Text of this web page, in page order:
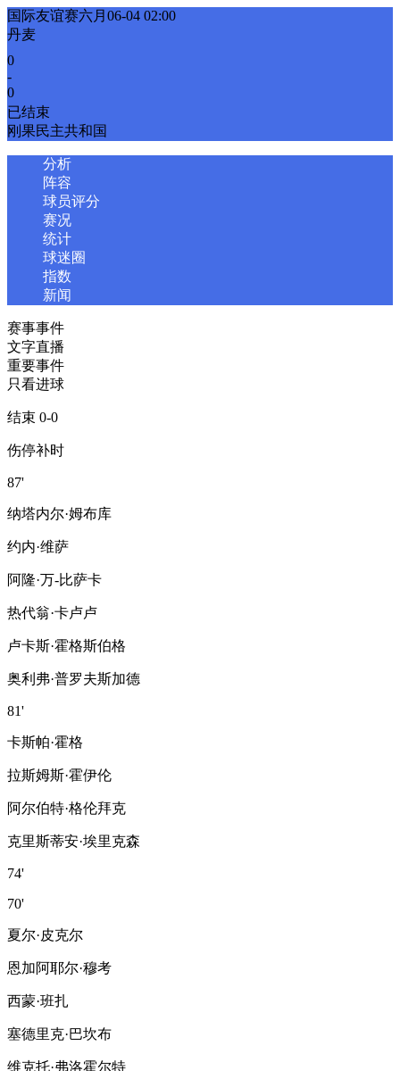
国际友谊赛六月 06-04 02:00
丹麦
0
-
0
已结束
刚果民主共和国
分析
阵容
球员评分
赛况
统计
球迷圈
指数
新闻
赛事事件
文字直播
重要事件
只看进球
结束 0-0
伤停补时
87'
纳塔内尔·姆布库
约内·维萨
阿隆·万-比萨卡
热代翁·卡卢卢
卢卡斯·霍格斯伯格
奥利弗·普罗夫斯加德
81'
卡斯帕·霍格
拉斯姆斯·霍伊伦
阿尔伯特·格伦拜克
克里斯蒂安·埃里克森
74'
70'
夏尔·皮克尔
恩加阿耶尔·穆考
西蒙·班扎
塞德里克·巴坎布
维克托·弗洛霍尔特